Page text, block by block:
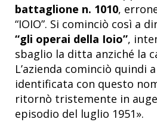
battaglione n. 1010,
“IOIO”. Si cominciò così a
“gli operai della Ioio”,
sbaglio la ditta anziché la
L’azienda cominciò quindi
identificata con questo
ritornò tristemente in
episodio del luglio 1951».